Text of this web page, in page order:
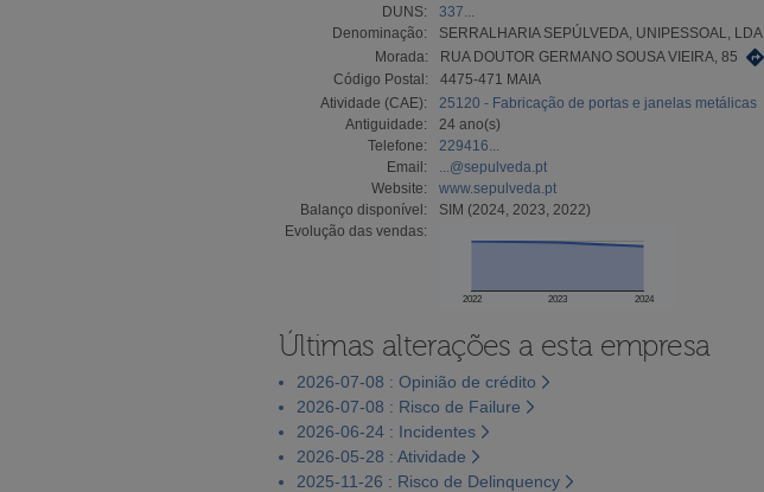
DUNS:
337...
Denominação:
SERRALHARIA SEPÚLVEDA, UNIPESSOAL, LDA
Morada:
RUA DOUTOR GERMANO SOUSA VIEIRA, 85
Código Postal:
4475-471 MAIA
Atividade (CAE):
25120 - Fabricação de portas e janelas metálicas
Antiguidade:
24 ano(s)
Telefone:
229416...
Email:
...@sepulveda.pt
Website:
www.sepulveda.pt
Balanço disponível:
SIM (2024, 2023, 2022)
Evolução das vendas:
2022 2023 2024
Últimas alterações a esta empresa
2026-07-08 : Opinião de crédito
2026-07-08 : Risco de Failure
2026-06-24 : Incidentes
2026-05-28 : Atividade
2025-11-26 : Risco de Delinquency